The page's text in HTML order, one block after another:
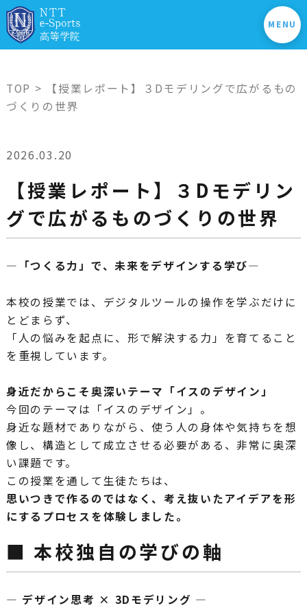
MENU
TOP > 【授業レポート】３Dモデリングで広がるもの
づくりの世界
2026.03.20
【授業レポート】３Dモデリン
グで広がるものづくりの世界
―「つくる力」で、未来をデザインする学び―
本校の授業では、デジタルツールの操作を学ぶだけに
とどまらず、
「人の悩みを起点に、形で解決する力」を育てること
を重視しています。
身近だからこそ奥深いテーマ「イスのデザイン」
今回のテーマは「イスのデザイン」。
身近な題材でありながら、使う人の身体や気持ちを想
像し、構造として成立させる必要がある、非常に奥深
い課題です。
この授業を通して生徒たちは、
思いつきで作るのではなく、考え抜いたアイデアを形
にするプロセスを体験しました。
■ 本校独自の学びの軸
― デザイン思考 × 3Dモデリング ―